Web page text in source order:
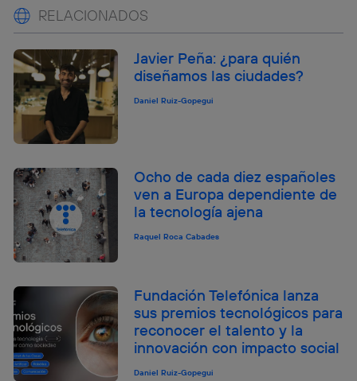
RELACIONADOS
Javier Peña: ¿para quién
diseñamos las ciudades?
Daniel Ruiz-Gopegui
Ocho de cada diez españoles
ven a Europa dependiente de
la tecnología ajena
Raquel Roca Cabades
Fundación Telefónica lanza
sus premios tecnológicos para
reconocer el talento y la
innovación con impacto social
Daniel Ruiz-Gopegui